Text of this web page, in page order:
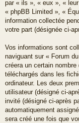
par « ils », « eux », «
« phpBB Limited », «
information collectée
votre part (désignée ci-
Vos informations sont
naviguant sur « Forum
créera un certain
téléchargés dans les
ordinateur. Les deux
utilisateur (désigné ci-
invité (désigné ci-après
automatiquement
sera créé une fois que